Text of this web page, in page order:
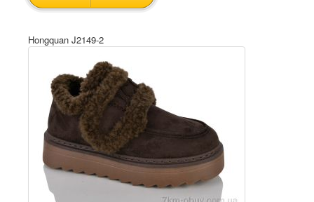
Hongquan J2149-2